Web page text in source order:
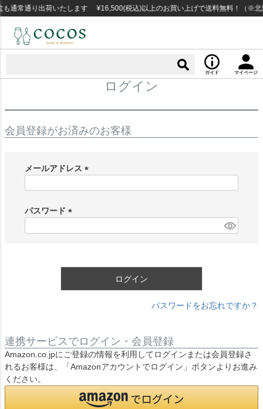
通常通り出荷いたします ¥16,500(税込)以上のお買い上げで送料無料！（※北
ガイド マイページ
ログイン
会員登録がお済みのお客様
メールアドレス
)
パスワード
ログイン
パスワードをお忘れですか？
連携サービスでログイン・会員登録
Amazon.co.jpにご登録の情報を利用してログインまたは会員登録さ
れるお客様は、「Amazonアカウントでログイン」ボタンよりお進み
ください。